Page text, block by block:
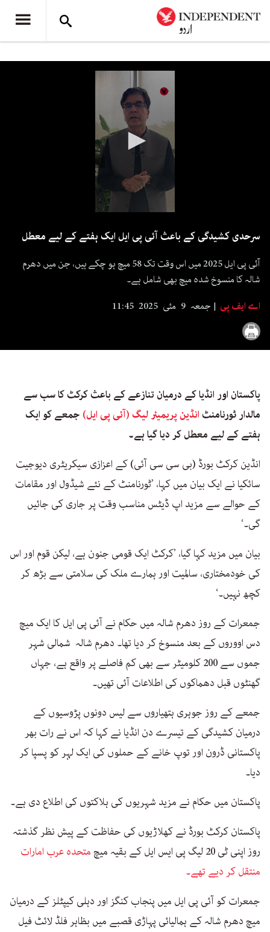
سرحدی کشیدگی کے باعث آئی پی ایل ایک ہفتے کے لیے معطل
آئی پی ایل 2025 میں اس وقت تک 58 میچ ہو چکے ہیں، جن میں دھرم
شالہ کا منسوخ شدہ میچ بھی شامل ہے۔
اے ایف پی
جمعہ 9 مئی 2025 11:45
پاکستان اور انڈیا کے درمیان تنازعے کے باعث کرکٹ کا سب سے
مالدار ٹورنامنٹانڈین پریمیئر لیگ (آئی پی ایل) جمعے کو ایک
ہفتے کے لیے معطل کر دیا گیا ہے۔
انڈین کرکٹ بورڈ (بی سی سی آئی) کے اعزازی سیکریٹری دیوجیت
سائکیا نے ایک بیان میں کہا، ’ٹورنامنٹ کے نئے شیڈول اور مقامات
کے حوالے سے مزید اپ ڈیٹس مناسب وقت پر جاری کی جائیں
گی۔‘
بیان میں مزید کہا گیا، ’کرکٹ ایک قومی جنون ہے، لیکن قوم اور اس
کی خودمختاری، سالمیت اور ہمارے ملک کی سلامتی سے بڑھ کر
کچھ نہیں۔‘
جمعرات کے روز دھرم شالہ میں حکام نے آئی پی ایل کا ایک میچ
دس اووروں کے بعد منسوخ کر دیا تھا۔ دھرم شالہ شمالی شہر
جموں سے 200 کلومیٹر سے بھی کم فاصلے پر واقع ہے، جہاں
گھنٹوں قبل دھماکوں کی اطلاعات آئی تھیں۔
جمعے کے روز جوہری ہتھیاروں سے لیس دونوں پڑوسیوں کے
درمیان کشیدگی کے تیسرے دن انڈیا نے کہا کہ اس نے رات بھر
پاکستانی ڈرون اور توپ خانے کے حملوں کی ایک لہر کو پسپا کر
دیا۔
پاکستان میں حکام نے مزید شہریوں کی ہلاکتوں کی اطلاع دی ہے۔
پاکستان کرکٹ بورڈ نے کھلاڑیوں کی حفاظت کے پیش نظر گذشتہ
روز اپنی ٹی 20 لیگ پی ایس ایل کے بقیہ میچ
متحدہ عرب امارات
منتقل کر دیے تھے۔
جمعرات کو آئی پی ایل میں پنجاب کنگز اور دہلی کیپٹلز کے درمیان
میچ دھرم شالہ کے ہمالیائی پہاڑی قصبے میں بظاہر فلڈ لائٹ فیل